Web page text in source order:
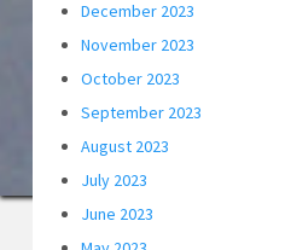
December 2023
November 2023
October 2023
September 2023
August 2023
July 2023
June 2023